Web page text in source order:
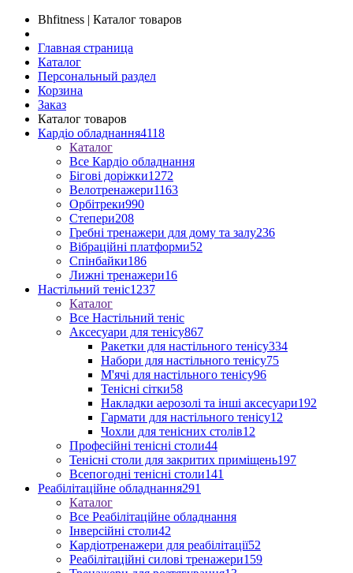
Bhfitness | Каталог товаров
Главная страница
Каталог
Персональный раздел
Корзина
Заказ
Каталог товаров
Кардіо обладнання4118
Каталог
Все Кардіо обладнання
Бігові доріжки1272
Велотренажери1163
Орбітреки990
Степери208
Гребні тренажери для дому та залу236
Вібраційні платформи52
Спінбайки186
Лижні тренажери16
Настільний теніс1237
Каталог
Все Настільний теніс
Аксесуари для тенісу867
Ракетки для настільного тенісу334
Набори для настільного тенісу75
М'ячі для настільного тенісу96
Тенісні сітки58
Накладки аерозолі та інші аксесуари192
Гармати для настільного тенісу12
Чохли для тенісних столів12
Професійні тенісні столи44
Тенісні столи для закритих приміщень197
Всепогодні тенісні столи141
Реабілітаційне обладнання291
Каталог
Все Реабілітаційне обладнання
Інверсійні столи42
Кардіотренажери для реабілітації52
Реабілітаційні силові тренажери159